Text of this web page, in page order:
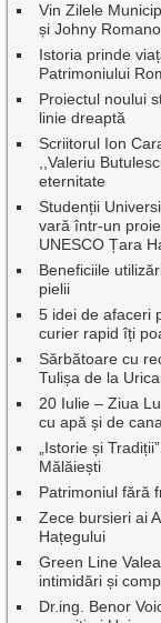
Vin Zilele
și Johny Romano
Istoria prinde
Patrimoniului
Proiectul noului
linie dreaptă
Scriitorul Ion
,,Valeriu
eternitate
Studenții
vară într-un
UNESCO Țara
Beneficiile
pielii
5 idei de afaceri
curier rapid îți
Sărbătoare cu
Tulișa de la
20 Iulie – Ziua
cu apă și de
„Istorie și
Mălăiești
Patrimoniul fără
Zece bursieri ai
Hațegului
Green Line
intimidări și
Dr.ing. Benor